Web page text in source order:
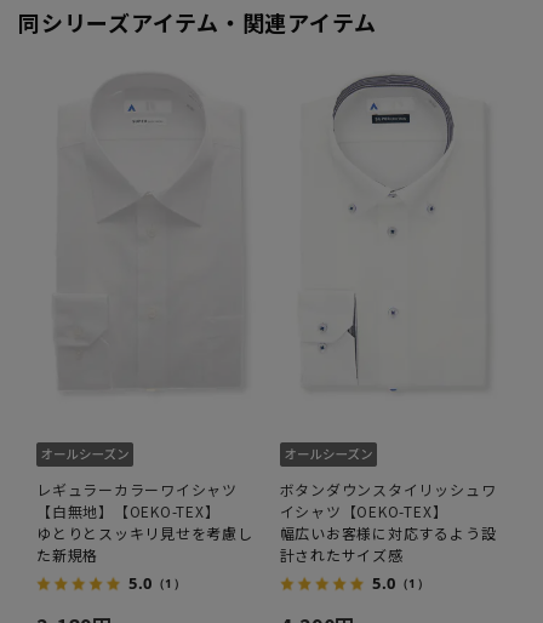
同シリーズアイテム・関連アイテム
レギュラーカラーワイシャツ
【白無地】【OEKO-TEX】
ゆとりとスッキリ見せを考慮し
た新規格
5.0 （1）
ボタンダウンスタイリッシュワ
イシャツ【OEKO-TEX】
幅広いお客様に対応するよう設
計されたサイズ感
5.0 （1）